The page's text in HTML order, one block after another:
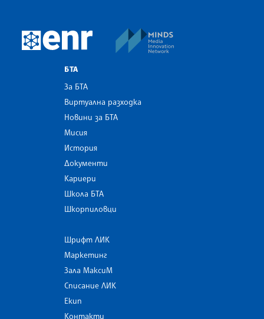
European Newsroom
БТА
За БТА
Виртуална разходка
Новини за БТА
Мисия
История
Документи
Кариери
Школа БТА
Шкорпиловци
Шрифт ЛИК
Маркетинг
Зала МаксиМ
Списание ЛИК
Екип
Контакти